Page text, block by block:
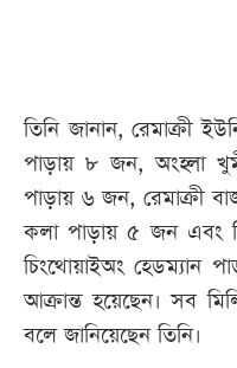
তিনি জানান, রেমাক্রী
পাড়ায় ৮ জন, অংহ্লা
পাড়ায় ৬ জন, রেমাক্রী
কলা পাড়ায় ৫ জন এবং
চিংথোয়াইঅং হেডম্যান
আক্রান্ত হয়েছেন। সব
বলে জানিয়েছেন তিনি।